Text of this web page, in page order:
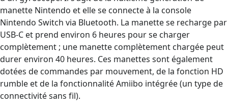
manette Nintendo et elle se connecte à la console
Nintendo Switch via Bluetooth. La manette se recharge par
USB-C et prend environ 6 heures pour se charger
complètement ; une manette complètement chargée peut
durer environ 40 heures. Ces manettes sont également
dotées de commandes par mouvement, de la fonction HD
rumble et de la fonctionnalité Amiibo intégrée (un type de
connectivité sans fil).